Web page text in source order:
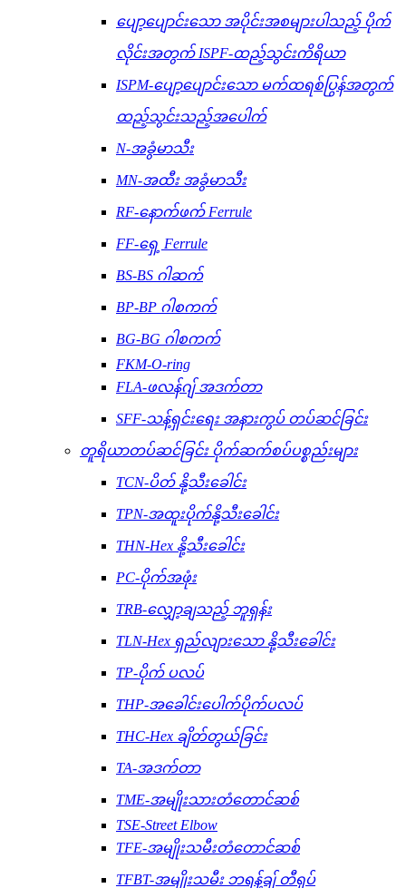
ပျော့ပျောင်းသော အပိုင်းအစများပါသည့် ပိုက်
လိုင်းအတွက် ISPF-ထည့်သွင်းကိရိယာ
ISPM-ပျော့ပျောင်းသော မက်ထရစ်ပြွန်အတွက်
ထည့်သွင်းသည့်အပေါက်
N-အခွံမာသီး
MN-အထီး အခွံမာသီး
RF-နောက်ဖက် Ferrule
FF-ရှေ့ Ferrule
BS-BS ဂါဆက်
BP-BP ဂါစကက်
BG-BG ဂါစကက်
FKM-O-ring
FLA-ဖလန်ဂျ် အဒက်တာ
SFF-သန့်ရှင်းရေး အနားကွပ် တပ်ဆင်ခြင်း
တူရိယာတပ်ဆင်ခြင်း ပိုက်ဆက်စပ်ပစ္စည်းများ
TCN-ပိတ် နို့သီးခေါင်း
TPN-အထူးပိုက်နို့သီးခေါင်း
THN-Hex နို့သီးခေါင်း
PC-ပိုက်အဖုံး
TRB-လျှော့ချသည့် ဘူရှန်း
TLN-Hex ရှည်လျားသော နို့သီးခေါင်း
TP-ပိုက် ပလပ်
THP-အခေါင်းပေါက်ပိုက်ပလပ်
THC-Hex ချိတ်တွယ်ခြင်း
TA-အဒက်တာ
TME-အမျိုးသားတံတောင်ဆစ်
TSE-Street Elbow
TFE-အမျိုးသမီးတံတောင်ဆစ်
TFBT-အမျိုးသမီး ဘရန့်ချ် တီရှပ်